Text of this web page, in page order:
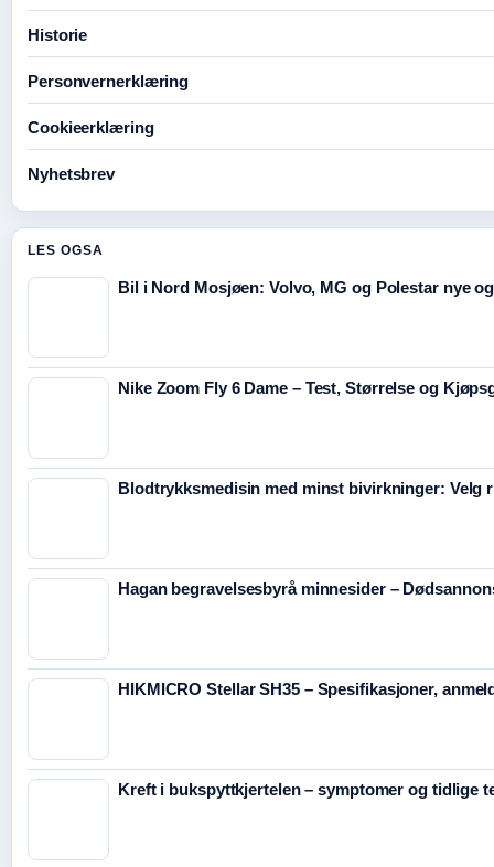
Historie
Personvernerklæring
Cookieerklæring
Nyhetsbrev
LES OGSA
Bil i Nord Mosjøen: Volvo, MG og Polestar nye
Nike Zoom Fly 6 Dame – Test, Størrelse og
Blodtrykksmedisin med minst bivirkninger: Velg
Hagan begravelsesbyrå minnesider –
HIKMICRO Stellar SH35 – Spesifikasjoner,
Kreft i bukspyttkjertelen – symptomer og tidlige